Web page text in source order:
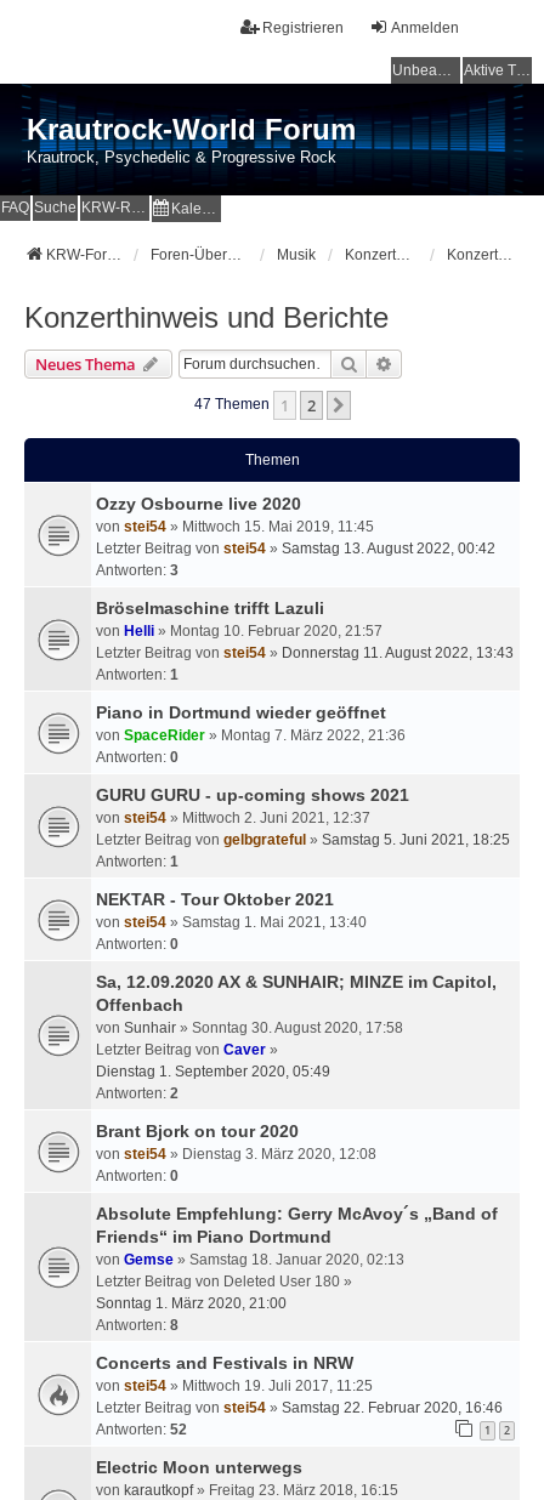
Anmelden
Registrieren
Unbeantwortete Themen Aktive Themen
Krautrock-World Forum
Krautrock, Psychedelic & Progressive Rock
FAQ Suche KRW-Radio Kalender
KRW-Forum Foren-Übersicht Musik Konzerte-Festivals-On Tour Konzerthinweis und Berichte
Konzerthinweis und Berichte
Neues Thema Suche
47 Themen 1 2
Themen
Ozzy Osbourne live 2020
von stei54 » Mittwoch 15. Mai 2019, 11:45
Letzter Beitrag von stei54 » Samstag 13. August 2022, 00:42
Antworten: 3
Bröselmaschine trifft Lazuli
von Helli » Montag 10. Februar 2020, 21:57
Letzter Beitrag von stei54 » Donnerstag 11. August 2022, 13:43
Antworten: 1
Piano in Dortmund wieder geöffnet
von SpaceRider » Montag 7. März 2022, 21:36
Antworten: 0
GURU GURU - up-coming shows 2021
von stei54 » Mittwoch 2. Juni 2021, 12:37
Letzter Beitrag von gelbgrateful » Samstag 5. Juni 2021, 18:25
Antworten: 1
NEKTAR - Tour Oktober 2021
von stei54 » Samstag 1. Mai 2021, 13:40
Antworten: 0
Sa, 12.09.2020 AX & SUNHAIR; MINZE im Capitol,
Offenbach
von Sunhair » Sonntag 30. August 2020, 17:58
Letzter Beitrag von Caver »
Dienstag 1. September 2020, 05:49
Antworten: 2
Brant Bjork on tour 2020
von stei54 » Dienstag 3. März 2020, 12:08
Antworten: 0
Absolute Empfehlung: Gerry McAvoy´s „Band of
Friends“ im Piano Dortmund
von Gemse » Samstag 18. Januar 2020, 02:13
Letzter Beitrag von Deleted User 180 »
Sonntag 1. März 2020, 21:00
Antworten: 8
Concerts and Festivals in NRW
von stei54 » Mittwoch 19. Juli 2017, 11:25
Letzter Beitrag von stei54 » Samstag 22. Februar 2020, 16:46
Antworten: 52 1 2
Electric Moon unterwegs
von karautkopf» Freitag 23. März 2018, 16:15